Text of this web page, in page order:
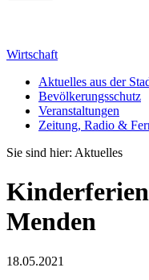
Wirtschaft
Aktuelles aus der
Bevölkerungsschutz
Veranstaltungen
Zeitung, Radio &
Sie sind hier: Aktuelles
Menden
18.05.2021